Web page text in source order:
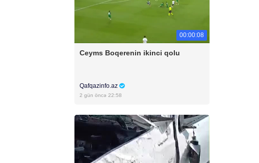
00:00:08
Ceyms Boqerenin ikinci qolu
Qafqazinfo.az
2 gün öncə 22:58